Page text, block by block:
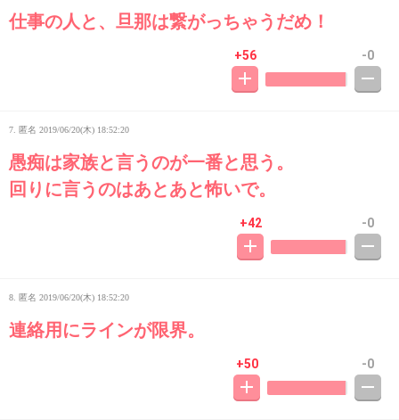
仕事の人と、旦那は繋がっちゃうだめ！
+56 -0
7. 匿名 2019/06/20(木) 18:52:20
愚痴は家族と言うのが一番と思う。
回りに言うのはあとあと怖いで。
+42 -0
8. 匿名 2019/06/20(木) 18:52:20
連絡用にラインが限界。
+50 -0